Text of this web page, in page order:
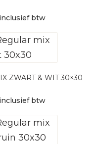
btw
ZWART & WIT 30×30
btw